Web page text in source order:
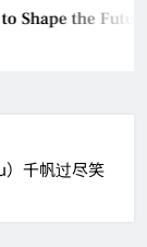
Shape the
）千帆过尽笑